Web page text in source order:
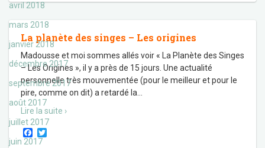
avril 2018
mars 2018
janvier 2018
décembre 2017
septembre 2017
août 2017
juillet 2017
juin 2017
La planète des singes – Les origines
Madousse et moi sommes allés voir « La Planète des Singes
– Les Origines », il y a près de 15 jours. Une actualité
personnelle très mouvementée (pour le meilleur et pour le
pire, comme on dit) a retardé la
Lire la suite ›
F
a